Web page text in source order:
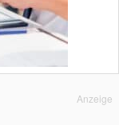
Anzeige